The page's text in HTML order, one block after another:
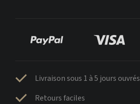
Livraison sous 1 à 5 jours ouvrés
Retours faciles